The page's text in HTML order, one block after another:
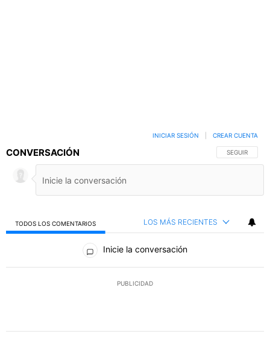
CONVERSACIÓN SIGA ESTA
SEGUIR
INICIAR SESIÓN CREAR CUENTA
TODOS LOS COMENTARIOS LOS MÁS RECIENTES
Todos los comentarios
Inicie la conversación
PUBLICIDAD